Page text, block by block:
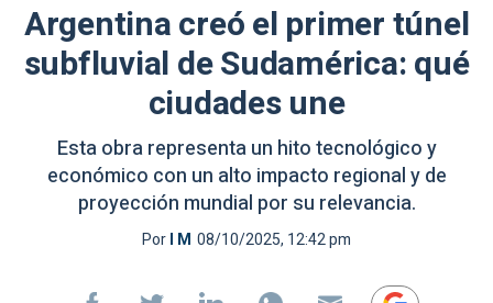
Argentina creó el primer túnel
subfluvial de Sudamérica: qué
ciudades une
Esta obra representa un hito tecnológico y
económico con un alto impacto regional y de
proyección mundial por su relevancia.
PorI M 08/10/2025, 12:42 pm